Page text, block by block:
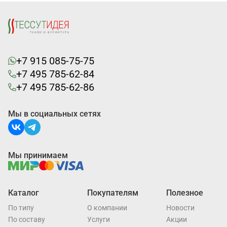
+7 915 085-75-75
+7 495 785-62-84
+7 495 785-62-86
Каталог
По типу
По составу
Покупателям
О компании
Услуги
Полезное
Новости
Акции
Мы в социальных сетях
Мы принимаем